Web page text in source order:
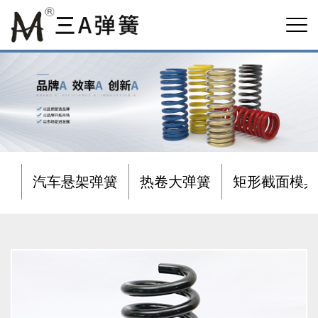
汽车悬架弹簧 热卷大弹簧 矩形截面模